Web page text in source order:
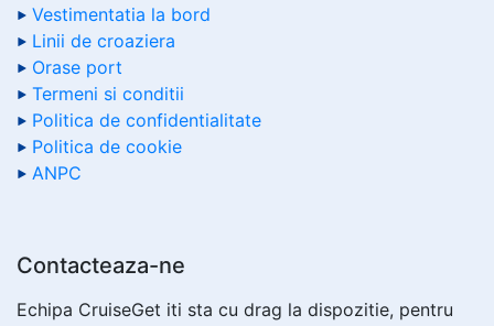
Vestimentatia la bord
Linii de croaziera
Orase port
Termeni si conditii
Politica de confidentialitate
Politica de cookie
ANPC
Contacteaza-ne
Echipa CruiseGet iti sta cu drag la dispozitie, pentru